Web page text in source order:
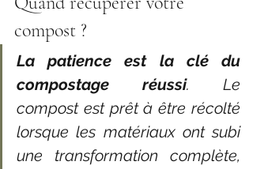
compost ?
La patience est la clé du
compostage réussi. Le
compost est prêt à être récolté
lorsque les matériaux ont subi
une transformation complète,